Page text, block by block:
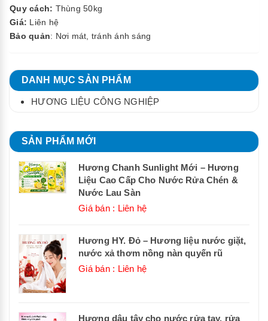
Quy cách: Thùng 50kg
Giá: Liên hệ
Bảo quản: Nơi mát, tránh ánh sáng
DANH MỤC SẢN PHẨM
HƯƠNG LIỆU CÔNG NGHIỆP
SẢN PHẨM MỚI
Hương Chanh Sunlight Mới – Hương
Liệu Cao Cấp Cho Nước Rửa Chén &
Nước Lau Sàn
Giá bán : Liên hệ
Hương HY. Đỏ – Hương liệu nước giặt,
nước xả thơm nồng nàn quyến rũ
Giá bán : Liên hệ
Hương dâu tây cho nước rửa tay, rửa